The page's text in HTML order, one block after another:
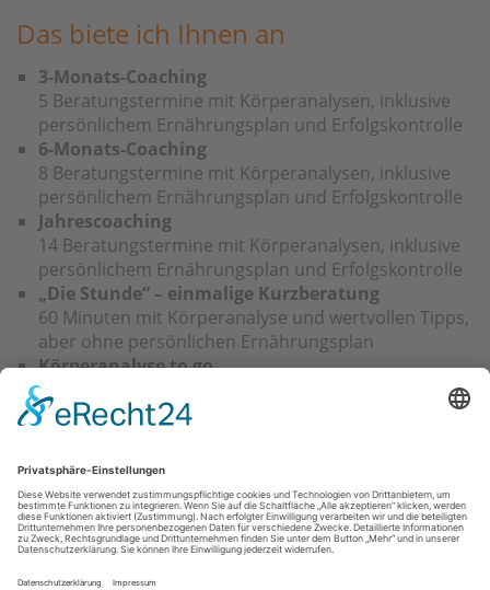
Das biete ich Ihnen an
3-Monats-Coaching
5 Beratungstermine mit Körperanalysen, inklusive
persönlichem Ernährungsplan und Erfolgskontrolle
6-Monats-Coaching
8 Beratungstermine mit Körperanalysen, inklusive
persönlichem Ernährungsplan und Erfolgskontrolle
Jahrescoaching
14 Beratungstermine mit Körperanalysen, inklusive
persönlichem Ernährungsplan und Erfolgskontrolle
„Die Stunde“ – einmalige Kurzberatung
60 Minuten mit Körperanalyse und wertvollen Tipps,
aber ohne persönlichen Ernährungsplan
Körperanalyse to go
NIR-Messung am Bizeps mit Ausdruck einer
persönlichen „Körperurkunde“
Was kostet das Ganze?
Ich biete Ihnen, verglichen mit vielen anderen
individuellen Coachings und Abnehmprogrammen am
Markt, faire Preise an. Kontaktieren Sie mich bei
Interesse einfach.